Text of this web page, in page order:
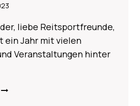
liebe Reitsportfreunde,
ein Jahr mit vielen
Veranstaltungen hinter
FROHE